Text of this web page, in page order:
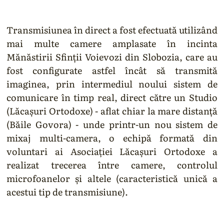
Transmisiunea în direct a fost efectuată utilizând
mai multe camere amplasate în incinta
Mănăstirii Sfinții Voievozi din Slobozia, care au
fost configurate astfel încât să transmită
imaginea, prin intermediul noului sistem de
comunicare în timp real, direct către un Studio
(Lăcașuri Ortodoxe) - aflat chiar la mare distanță
(Băile Govora) - unde printr-un nou sistem de
mixaj multi-camera, o echipă formată din
voluntari ai Asociației Lăcașuri Ortodoxe a
realizat trecerea între camere, controlul
microfoanelor și altele (caracteristică unică a
acestui tip de transmisiune).